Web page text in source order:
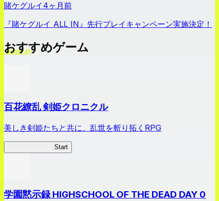
賭ケグルイ 4ヶ月前
『賭ケグルイ ALL IN』先行プレイキャンペーン実施決定！
おすすめゲーム
百花繚乱 剣姫クロニクル
美しき剣姫たちと共に、乱世を斬り拓くRPG
Start
学園黙示録 HIGHSCHOOL OF THE DEAD DAY 0